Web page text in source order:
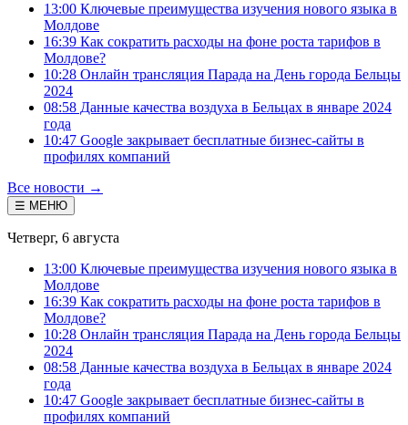
13:00 Ключевые преимущества изучения нового языка в
Молдове
16:39 Как сократить расходы на фоне роста тарифов в
Молдове?
10:28 Онлайн трансляция Парада на День города Бельцы
2024
08:58 Данные качества воздуха в Бельцах в январе 2024
года
10:47 Google закрывает бесплатные бизнес-сайты в
профилях компаний
Все новости →
☰ МЕНЮ
Четверг, 6 августа
13:00 Ключевые преимущества изучения нового языка в
Молдове
16:39 Как сократить расходы на фоне роста тарифов в
Молдове?
10:28 Онлайн трансляция Парада на День города Бельцы
2024
08:58 Данные качества воздуха в Бельцах в январе 2024
года
10:47 Google закрывает бесплатные бизнес-сайты в
профилях компаний